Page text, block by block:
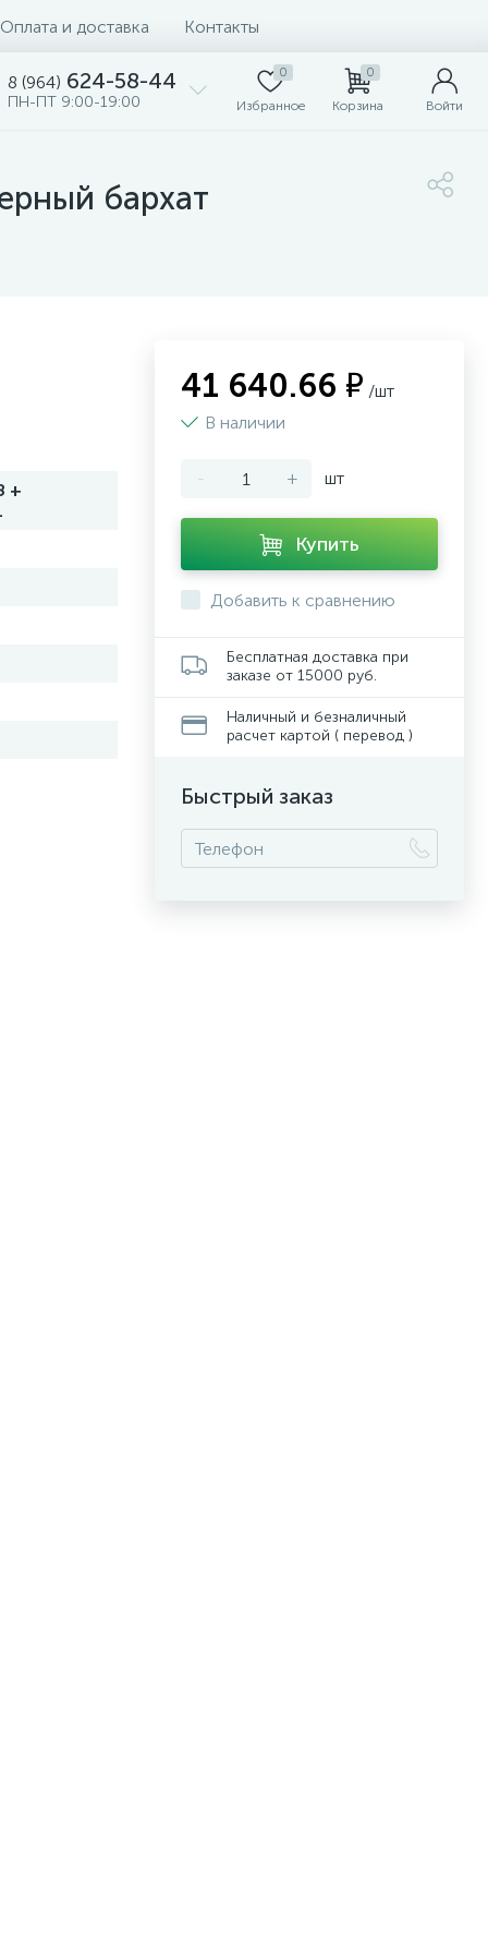
Оплата и доставка Контакты
8 (964) 624-58-44
ПН-ПТ 9:00-19:00
0
Избранное
0
Корзина Войти
бархат
+
41 640.66 ₽ /шт
В наличии
- + шт
Купить
Добавить к сравнению
Бесплатная доставка при
заказе от 15000 руб.
Наличный и безналичный
расчет картой ( перевод )
Быстрый заказ